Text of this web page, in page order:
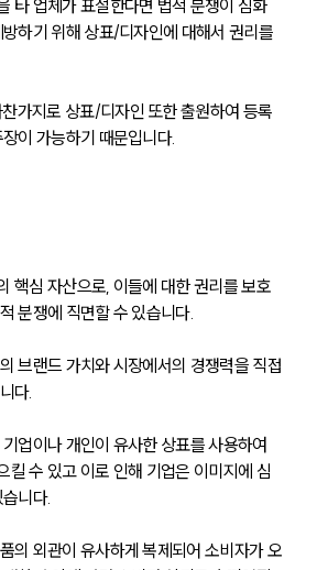
타 업체가 표절한다면 법적 분쟁이 심화
하기 위해 상표/디자인에 대해서 권리를
가지로 상표/디자인 또한 출원하여 등록
이 가능하기 때문입니다.
핵심 자산으로, 이들에 대한 권리를 보호
분쟁에 직면할 수 있습니다.
브랜드 가치와 시장에서의 경쟁력을 직접
다.
업이나 개인이 유사한 상표를 사용하여
킬 수 있고 이로 인해 기업은 이미지에 심
니다.
의 외관이 유사하게 복제되어 소비자가 오